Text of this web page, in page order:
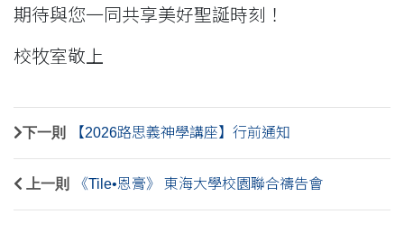
期待與您一同共享美好聖誕時刻！
校牧室敬上
下一則 【2026路思義神學講座】行前通知
上一則 《Tile•恩膏》 東海大學校園聯合禱告會